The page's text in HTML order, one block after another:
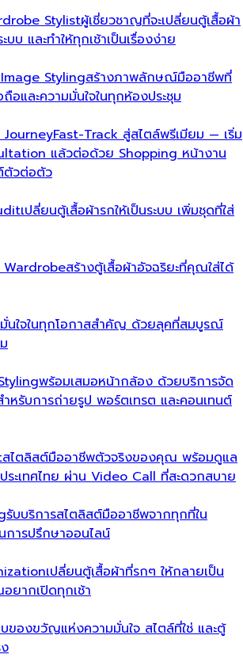
Stylistผู้เชี่ยวชาญที่จะเปลี่ยนตู้เสื้อผ้า
บ และทำให้ทุกเช้าเป็นเรื่องง่าย
Stylingสร้างภาพลักษณ์มืออาชีพที่
อและความมั่นใจในทุกห้องประชุม
Fast-Track สู่สไตล์พรีเมียม — เริ่ม
แล้วต่อด้วย Shopping หน้างาน
ตัวต่อตัว
เปลี่ยนตู้เสื้อผ้ารกให้เป็นระบบ เพิ่มชุดที่ใส่
Wardrobeสร้างตู้เสื้อผ้าอัจฉริยะที่คุณใส่ได้
มั่นใจในทุกโอกาสสำคัญ ด้วยลุคที่สมบูรณ์
พร้อมเสมอหน้ากล้อง ด้วยบริการจัด
หรับการถ่ายรูป พอร์ตเทรต และคอนเทนต์
สไตลิสต์มืออาชีพตัวจริงของคุณ พร้อมดูแล
ะเทศไทย ผ่าน Video Call ที่สะดวกสบาย
รับบริการสไตลิสต์มืออาชีพจากทุกที่ใน
การปรึกษาออนไลน์
เปลี่ยนตู้เสื้อผ้าที่รกๆ ให้กลายเป็น
ยากเปิดทุกเช้า
ของขวัญแห่งความมั่นใจ สไตล์ที่ใช่ และตู้